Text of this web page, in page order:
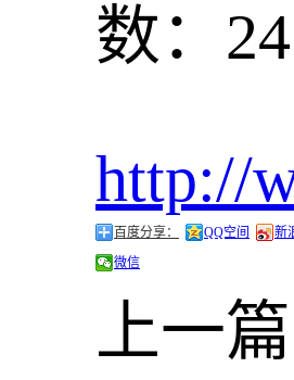
数：
http://
百度分享： QQ空间 新
微信
上一篇